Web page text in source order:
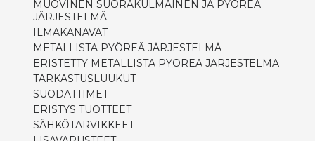
MUOVINEN SUORAKULMAINEN JA PYÖREÄ
JÄRJESTELMÄ
ILMAKANAVAT
METALLISTA PYÖREÄ JÄRJESTELMÄ
ERISTETTY METALLISTA PYÖREÄ JÄRJESTELMÄ
TARKASTUSLUUKUT
SUODATTIMET
ERISTYS TUOTTEET
SÄHKÖTARVIKKEET